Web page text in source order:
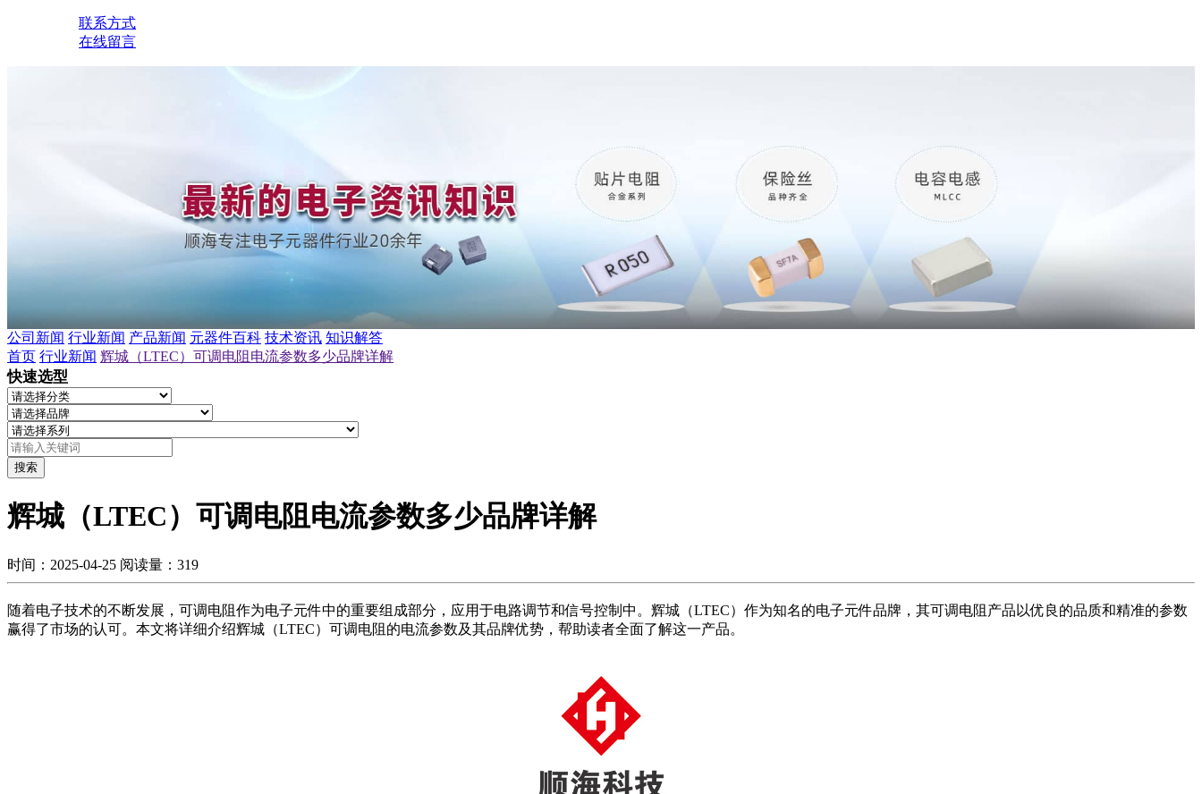
联系方式
在线留言
公司新闻 行业新闻 产品新闻 元器件百科 技术资讯 知识解答
首页 行业新闻 辉城（LTEC）可调电阻电流参数多少品牌详解
快速选型
搜索
辉城（LTEC）可调电阻电流参数多少品牌详解
时间：2025-04-25 阅读量：319
随着电子技术的不断发展，可调电阻作为电子元件中的重要组成部分，应用于电路调节和信号控制中。辉城（LTEC）作为知名的电子元件品牌，其可调电阻产品以优良的品质和精准的参数
赢得了市场的认可。本文将详细介绍辉城（LTEC）可调电阻的电流参数及其品牌优势，帮助读者全面了解这一产品。